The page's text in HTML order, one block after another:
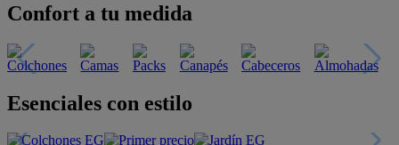
Confort a tu medida
Esenciales con estilo